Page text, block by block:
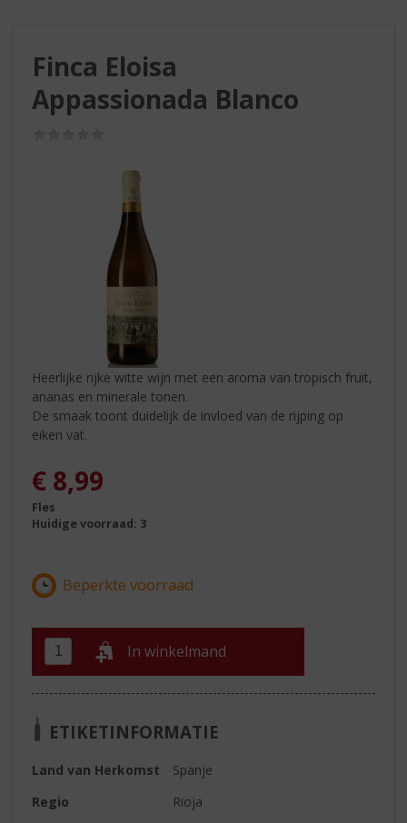
Finca Eloisa
Appassionada Blanco
Heerlijke rijke witte wijn met een aroma van tropisch fruit,
ananas en minerale tonen.
De smaak toont duidelijk de invloed van de rijping op
eiken vat.
€ 8,99
Fles
Huidige voorraad: 3
In winkelmand
ETIKETINFORMATIE
Land van Herkomst
Spanje
Regio
Rioja